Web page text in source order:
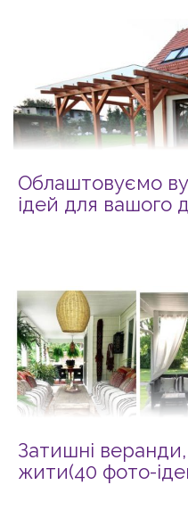
Облаштовуємо
ідей для вашого
Затишні
жити(40 фото-